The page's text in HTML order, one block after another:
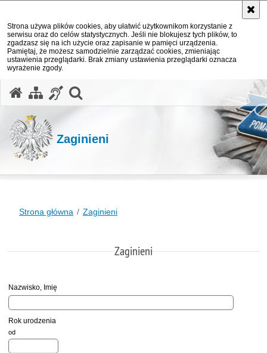
Strona używa plików cookies, aby ułatwić użytkownikom korzystanie z
serwisu oraz do celów statystycznych. Jeśli nie blokujesz tych plików, to
zgadzasz się na ich użycie oraz zapisanie w pamięci urządzenia.
Pamiętaj, że możesz samodzielnie zarządzać cookies, zmieniając
ustawienia przeglądarki. Brak zmiany ustawienia przeglądarki oznacza
wyrażenie zgody.
Zaginieni
Strona główna Zaginieni
Zaginieni
Nazwisko, Imię
Rok urodzenia
od